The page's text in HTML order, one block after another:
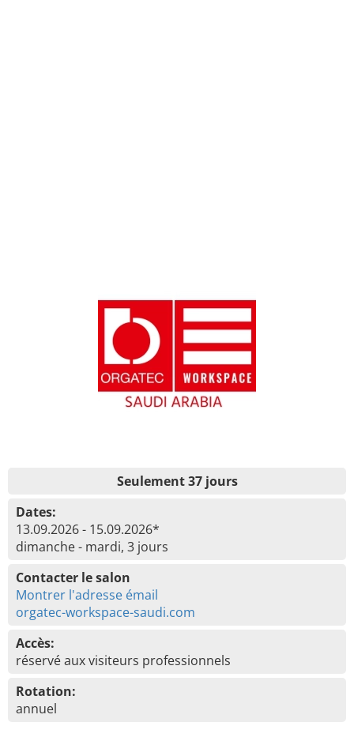
Seulement 37 jours
Dates:
13.09.2026 - 15.09.2026*
dimanche - mardi, 3 jours
Contacter le salon
Montrer l'adresse émail
orgatec-workspace-saudi.com
Accès:
réservé aux visiteurs professionnels
Rotation:
annuel